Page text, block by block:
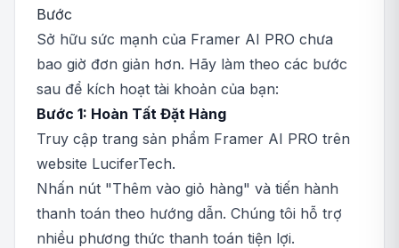
Bước
Sở hữu sức mạnh của Framer AI PRO chưa
bao giờ đơn giản hơn. Hãy làm theo các bước
sau để kích hoạt tài khoản của bạn:
Bước 1: Hoàn Tất Đặt Hàng
Truy cập trang sản phẩm Framer AI PRO trên
website LuciferTech.
Nhấn nút "Thêm vào giỏ hàng" và tiến hành
thanh toán theo hướng dẫn. Chúng tôi hỗ trợ
nhiều phương thức thanh toán tiện lợi.